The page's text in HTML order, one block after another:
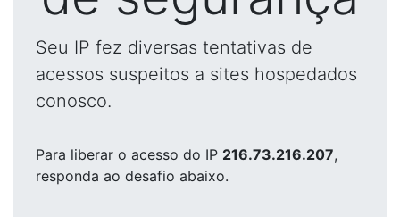
Seu IP fez diversas tentativas de
acessos suspeitos a sites hospedados
conosco.
Para liberar o acesso do IP 216.73.216.207,
responda ao desafio abaixo.